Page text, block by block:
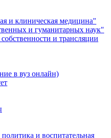
и клиническая медицина"
и гуманитарных наук"
и трансляции
в вуз онлайн)
и воспитательная